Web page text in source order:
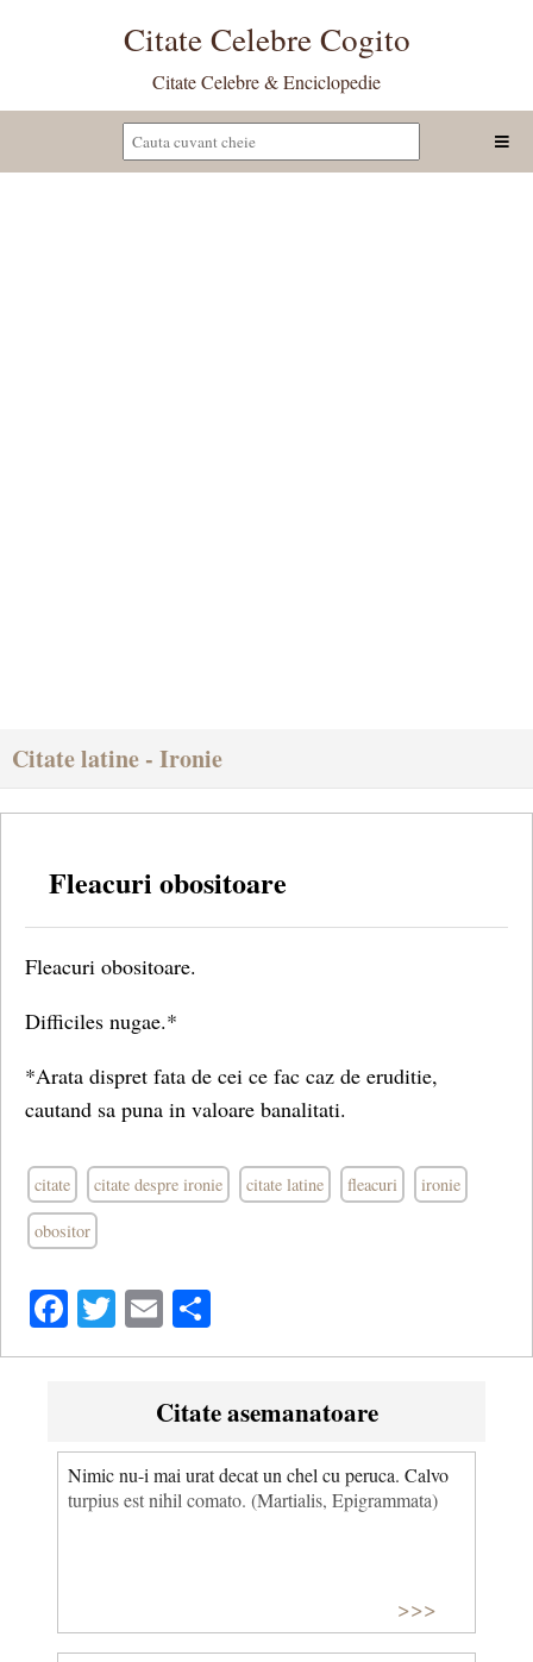
Citate Celebre Cogito
Citate Celebre & Enciclopedie
Citate latine - Ironie
Fleacuri obositoare
Fleacuri obositoare.
Difficiles nugae.*
*Arata dispret fata de cei ce fac caz de eruditie,
cautand sa puna in valoare banalitati.
citate citate despre ironie citate latine fleacuri ironie
obositor
Facebook
Twitter
Email
Citate asemanatoare
Nimic nu-i mai urat decat un chel cu peruca. Calvo
turpius est nihil comato. (Martialis, Epigrammata)
>>>